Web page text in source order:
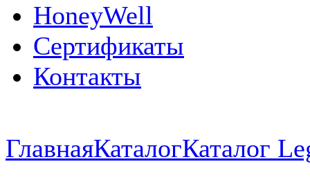
HoneyWell
Сертификаты
Контакты
ГлавнаяКаталогКаталог